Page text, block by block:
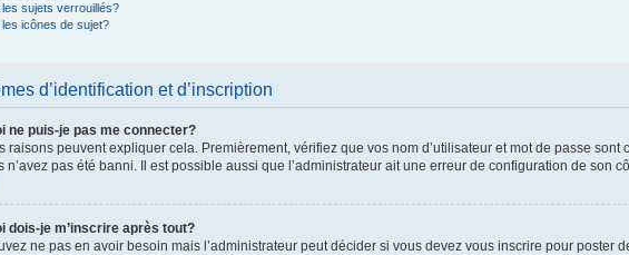
sujets verrouillés?
icônes de sujet?
d’identification et d’inscription
ne puis-je pas me connecter?
raisons peuvent expliquer cela. Premièrement, vérifiez que vos nom d’utilisateur et mot de passe sont
n’avez pas été banni. Il est possible aussi que l’administrateur ait une erreur de configuration de son
dois-je m’inscrire après tout?
ne pas en avoir besoin mais l’administrateur peut décider si vous devez vous inscrire pour poster